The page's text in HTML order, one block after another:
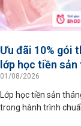
Ưu đãi 10% gói
lớp học tiền sản
01/08/2026
Lớp học tiền sản
trong hành trình